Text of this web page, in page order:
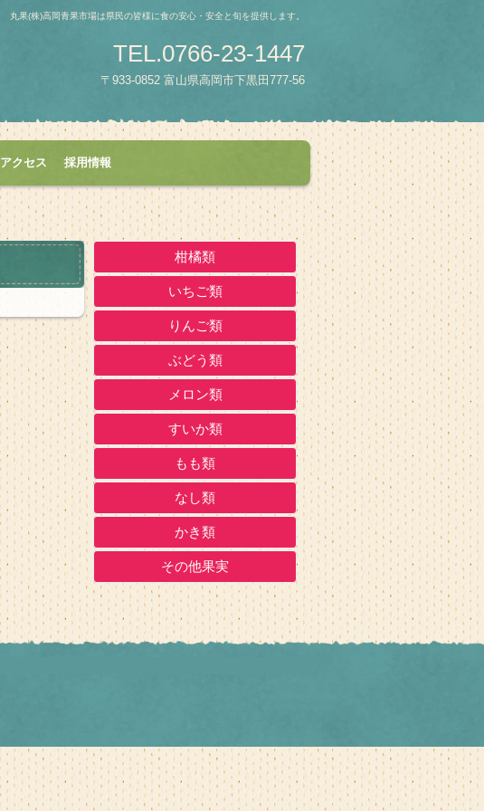
丸果(株)高岡青果市場は県民の皆様に食の安心・安全と旬を提供します。
TEL.0766-23-1447
〒933-0852 富山県高岡市下黒田777-56
アクセス 採用情報
柑橘類
いちご類
りんご類
ぶどう類
メロン類
すいか類
もも類
なし類
かき類
その他果実